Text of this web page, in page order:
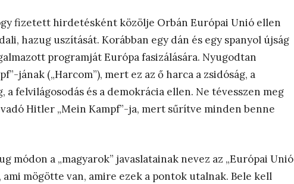
fizetett hirdetésként közölje Orbán Európai Unió ellen
hazug uszítását. Korábban egy dán és egy spanyol újság
programját Európa fasizálására. Nyugodtan
jának („Harcom”), mert ez az ő harca a zsidóság, a
felvilágosodás és a demokrácia ellen. Ne tévesszen meg
Hitler „Mein Kampf”-ja, mert sűrítve minden benne
módon a „magyarok” javaslatainak nevez az „Európai Unió
mögötte van, amire ezek a pontok utalnak. Bele kell